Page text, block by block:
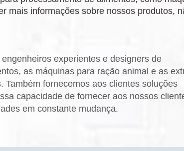
mais informações sobre nossos produtos,
experientes e designers de
as máquinas para ração animal e as
fornecemos aos clientes soluções
capacidade de fornecer aos nossos
em constante mudança.